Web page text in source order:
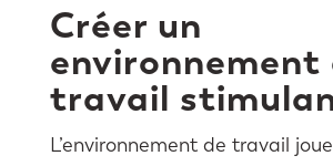
Créer un
environnement
travail
L’environnement de travail